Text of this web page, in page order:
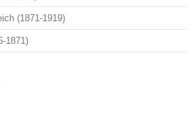
(1871-1919)
1871)